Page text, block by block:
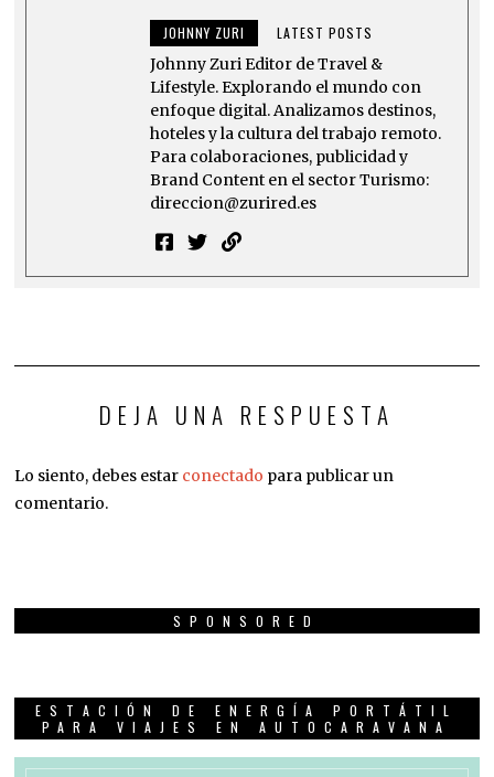
JOHNNY ZURI LATEST POSTS
Johnny Zuri Editor de Travel &
Lifestyle. Explorando el mundo con
enfoque digital. Analizamos destinos,
hoteles y la cultura del trabajo remoto.
Para colaboraciones, publicidad y
Brand Content en el sector Turismo:
direccion@zurired.es
DEJA UNA RESPUESTA
Lo siento, debes estar conectado para publicar un
comentario.
SPONSORED
ESTACIÓN DE ENERGÍA PORTÁTIL
PARA VIAJES EN AUTOCARAVANA